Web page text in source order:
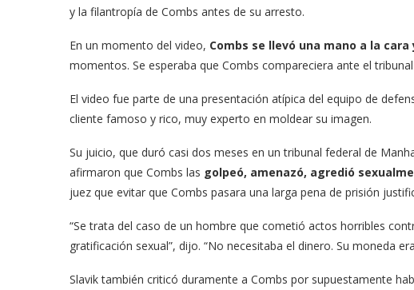
y la filantropía de Combs antes de su arresto.
En un momento del video, Combs se llevó una mano a la
momentos. Se esperaba que Combs compareciera ante el
El video fue parte de una presentación atípica del equipo de
cliente famoso y rico, muy experto en moldear su imagen.
Su juicio, que duró casi dos meses en un tribunal federal de
afirmaron que Combs las golpeó, amenazó, agredió
juez que evitar que Combs pasara una larga pena de prisión
“Se trata del caso de un hombre que cometió actos horribles
gratificación sexual”, dijo. “No necesitaba el dinero. Su moneda
Slavik también criticó duramente a Combs por supuestamente